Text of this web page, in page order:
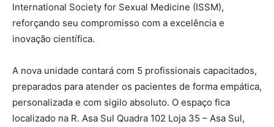
International Society for Sexual Medicine (ISSM),
reforçando seu compromisso com a excelência e
inovação científica.
A nova unidade contará com 5 profissionais capacitados,
preparados para atender os pacientes de forma empática,
personalizada e com sigilo absoluto. O espaço fica
localizado na R. Asa Sul Quadra 102 Loja 35 – Asa Sul,